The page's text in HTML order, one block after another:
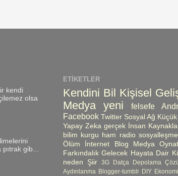
kendi
olsa
gib...
ETIKETLER
Kendini Bil Kişisel
Medya
yeni felsefe
Facebook Twitter Sosyal Ağ
Yapay Zeka gerçek İnsan
bilim kurgu ham radio sosyalleşme
Ölüm
İnternet Blog Medya
Farkındalık Gelecek Hayata Dair
neden
Şiir 3G Datça Depolama
Aydınlanma Blogger-tumblr DIY